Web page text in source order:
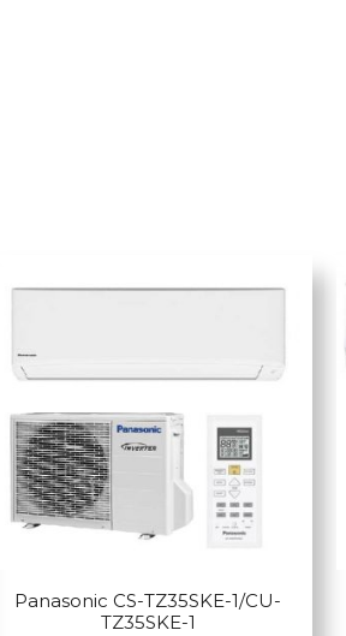
Panasonic CS-TZ35SKE-1/CU-
TZ35SKE-1